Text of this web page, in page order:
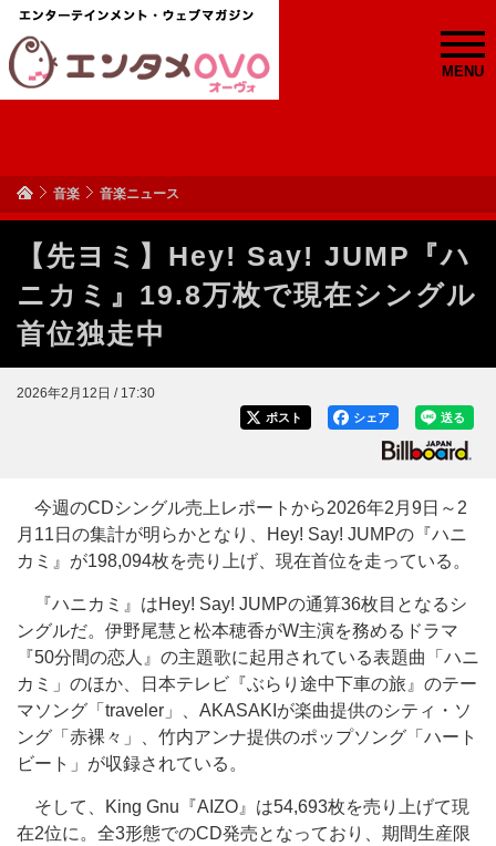
MENU
音楽 音楽ニュース
【先ヨミ】Hey! Say! JUMP『ハ
ニカミ』19.8万枚で現在シングル
首位独走中
2026年2月12日 / 17:30
送る
シェア
ポスト
今週のCDシングル売上レポートから2026年2月9日～2
月11日の集計が明らかとなり、Hey! Say! JUMPの『ハニ
カミ』が198,094枚を売り上げ、現在首位を走っている。
『ハニカミ』はHey! Say! JUMPの通算36枚目となるシ
ングルだ。伊野尾慧と松本穂香がW主演を務めるドラマ
『50分間の恋人』の主題歌に起用されている表題曲「ハニ
カミ」のほか、日本テレビ『ぶらり途中下車の旅』のテー
マソング「traveler」、AKASAKIが楽曲提供のシティ・ソ
ング「赤裸々」、竹内アンナ提供のポップソング「ハート
ビート」が収録されている。
そして、King Gnu『AIZO』は54,693枚を売り上げて現
在2位に。全3形態でのCD発売となっており、期間生産限